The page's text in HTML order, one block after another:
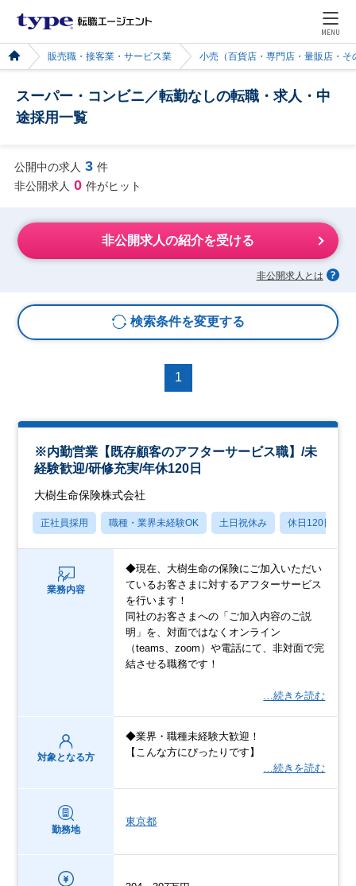
MENU
販売職・接客業・サービス業 小売（百貨店・専門店・量販店・そ
スーパー・コンビニ／転勤なしの転職・求人・中
途採用一覧
公開中の求人 3 件
非公開求人 0 件がヒット
非公開求人の紹介を受ける
非公開求人とは
検索条件を変更する
1
※内勤営業【既存顧客のアフターサービス職】/未
経験歓迎/研修充実/年休120日
大樹生命保険株式会社
正社員採用 職種・業界未経験OK 土日祝休み 休日120日以上
業務内容
◆現在、大樹生命の保険にご加入いただい
ているお客さまに対するアフターサービス
を行います！
同社のお客さまへの「ご加入内容のご説
明」を、対面ではなくオンライン
（teams、zoom）や電話にて、非対面で完
結させる職務です！
…続きを読む
対象となる方
◆業界・職種未経験大歓迎！
【こんな方にぴったりです】
…続きを読む
勤務地
東京都